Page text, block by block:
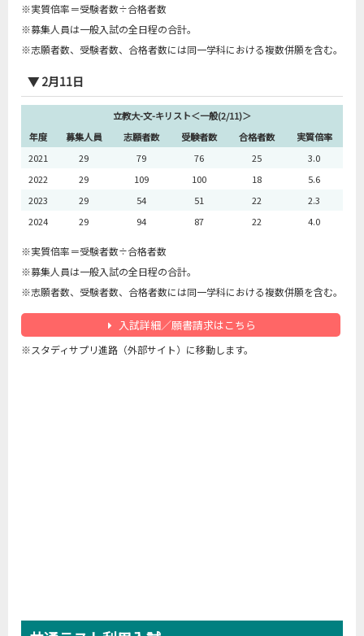
※実質倍率＝受験者数÷合格者数
※募集人員は一般入試の全日程の合計。
※志願者数、受験者数、合格者数には同一学科における複数併願を含む。
▼ 2月11日
立教大-文-キリスト＜一般(2/11)＞
年度
募集人員 志願者数 受験者数 合格者数
実質倍率
2021
29 79 76 25
3.0
2022
29 109 100 18
5.6
2023
29 54 51 22
2.3
2024
29 94 87 22 4.0
※実質倍率＝受験者数÷合格者数
※募集人員は一般入試の全日程の合計。
※志願者数、受験者数、合格者数には同一学科における複数併願を含む。
入試詳細／願書請求はこちら
※スタディサプリ進路（外部サイト）に移動します。